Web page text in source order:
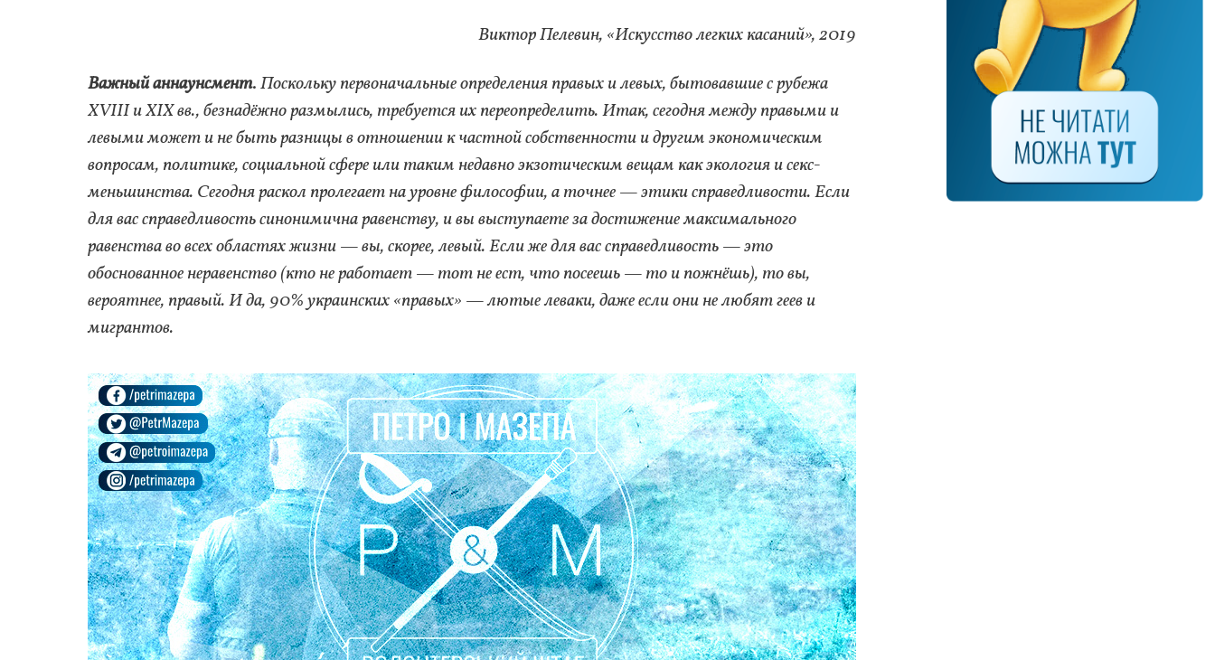
Виктор Пелевин, «Искусство легких касаний», 2019
Важный аннаунсмент.Поскольку первоначальные определения правых и левых, бытовавшие с рубежа
XVIII и XIX вв., безнадёжно размылись, требуется их переопределить. Итак, сегодня между правыми и
левыми может и не быть разницы в отношении к частной собственности и другим экономическим
вопросам, политике, социальной сфере или таким недавно экзотическим вещам как экология и секс-
меньшинства. Сегодня раскол пролегает на уровне философии, а точнее — этики справедливости. Если
для вас справедливость синонимична равенству, и вы выступаете за достижение максимального
равенства во всех областях жизни — вы, скорее, левый. Если же для вас справедливость — это
обоснованное неравенство (кто не работает — тот не ест, что посеешь — то и пожнёшь), то вы,
вероятнее, правый. И да, 90% украинских «правых» — лютые леваки, даже если они не любят геев и
мигрантов.